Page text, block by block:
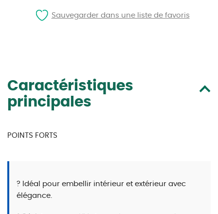
Caractéristiques
principales
POINTS FORTS
? Idéal pour embellir intérieur et extérieur avec
élégance.
Sauvegarder dans une liste de favoris